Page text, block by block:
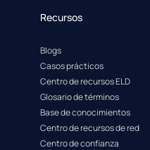
Recursos
Blogs
Casos prácticos
Centro de recursos ELD
Glosario de términos
Base de conocimientos
Centro de recursos de red
Centro de confianza